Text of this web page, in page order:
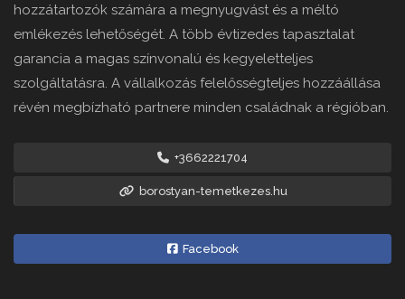
hozzátartozók számára a megnyugvást és a méltó
emlékezés lehetőségét. A több évtizedes tapasztalat
garancia a magas színvonalú és kegyeletteljes
szolgáltatásra. A vállalkozás felelősségteljes hozzáállása
révén megbízható partnere minden családnak a régióban.
+3662221704
borostyan-temetkezes.hu
Facebook